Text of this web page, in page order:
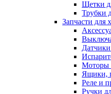
Щетки
Трубки
Запчасти для
Моторы
Ящики,
Реле и
Ручки